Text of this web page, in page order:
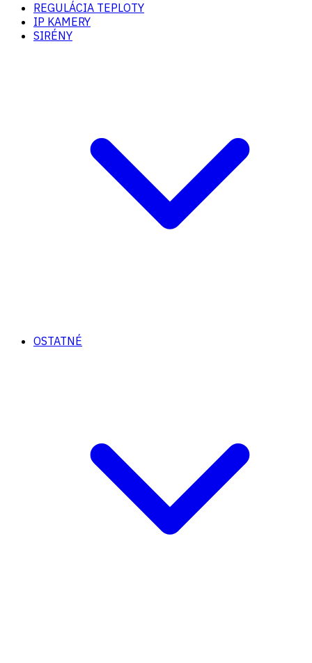
REGULÁCIA TEPLOTY
IP KAMERY
SIRÉNY
OSTATNÉ